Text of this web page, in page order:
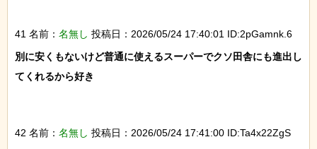
41 名前： 名無し 投稿日：2026/05/24 17:40:01 ID:2pGamnk.6
別に安くもないけど普通に使えるスーパーでクソ田舎にも進出し
てくれるから好き
42 名前： 名無し 投稿日：2026/05/24 17:41:00 ID:Ta4x22ZgS